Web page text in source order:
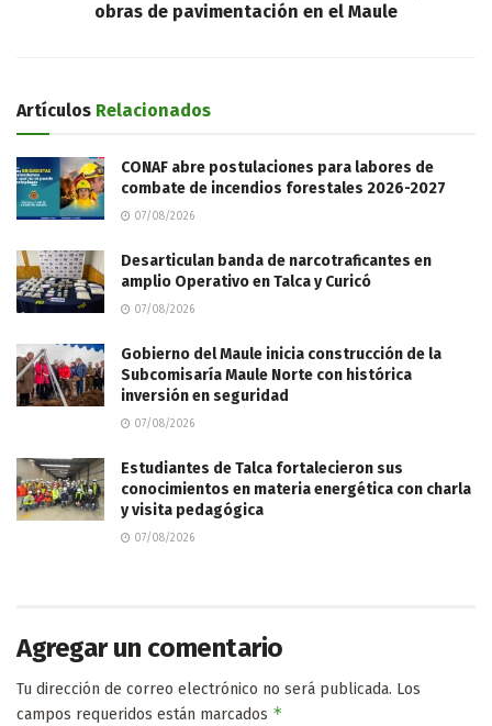
obras de pavimentación en el Maule
Artículos Relacionados
CONAF abre postulaciones para labores de
combate de incendios forestales 2026-2027
07/08/2026
Desarticulan banda de narcotraficantes en
amplio Operativo en Talca y Curicó
07/08/2026
Gobierno del Maule inicia construcción de la
Subcomisaría Maule Norte con histórica
inversión en seguridad
07/08/2026
Estudiantes de Talca fortalecieron sus
conocimientos en materia energética con charla
y visita pedagógica
07/08/2026
Agregar un comentario
Tu dirección de correo electrónico no será publicada. Los
campos requeridos están marcados *